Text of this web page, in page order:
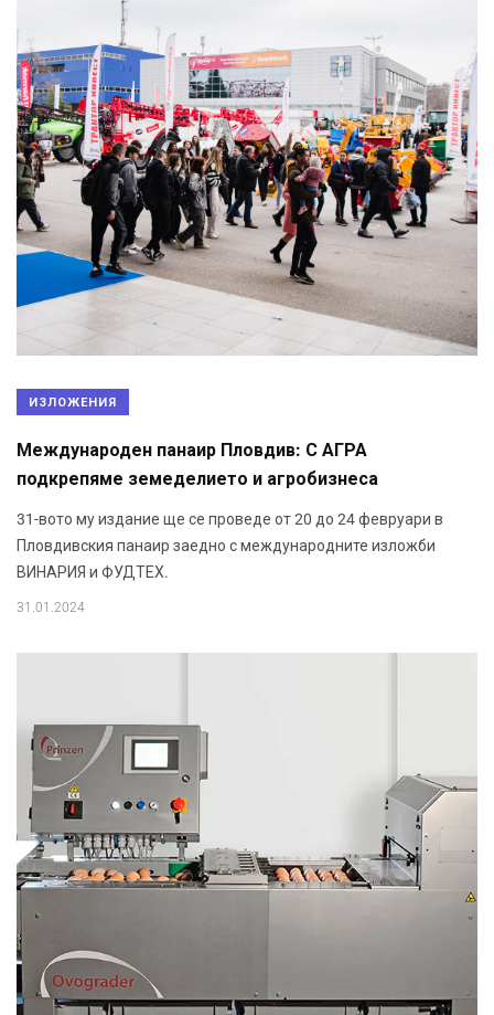
ИЗЛОЖЕНИЯ
Международен панаир Пловдив: С АГРА
подкрепяме земеделието и агробизнеса
31-вото му издание ще се проведе от 20 до 24 февруари в
Пловдивския панаир заедно с международните изложби
ВИНАРИЯ и ФУДТЕХ.
31.01.2024